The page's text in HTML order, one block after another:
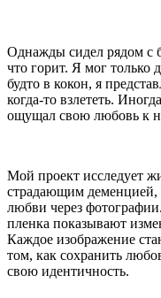
Однажды сидел рядом с
что горит. Я мог только
будто в кокон, я
когда-то взлететь.
ощущал свою любовь к
Мой проект исследует
страдающим деменцией,
любви через
пленка показывают
Каждое изображение
том, как сохранить
свою идентичность.